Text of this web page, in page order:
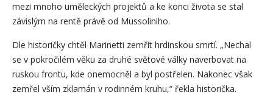
mezi mnoho uměleckých projektů a ke konci života se stal
závislým na rentě právě od Mussoliniho.
Dle historičky chtěl Marinetti zemřít hrdinskou smrtí. „Nechal
se v pokročilém věku za druhé světové války naverbovat na
ruskou frontu, kde onemocněl a byl postřelen. Nakonec však
zemřel vším zklamán v rodinném kruhu,“ řekla historička.